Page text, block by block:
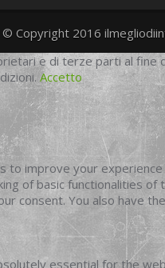
© Copyright 2016
e di terze parti al fine
Accetto
to improve your
of basic functionalities
consent. You also have
essential for the